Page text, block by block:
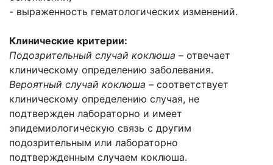
- выраженность гематологических изменений.
Клинические критерии:
Подозрительный случай коклюша – отвечает
клиническому определению заболевания.
Вероятный случай коклюша – соответствует
клиническому определению случая, не
подтвержден лабораторно и имеет
эпидемиологическую связь с другим
подозрительным или лабораторно
подтвержденным случаем коклюша.